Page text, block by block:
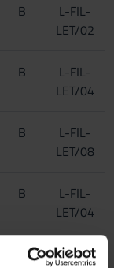
B
L-FIL-
LET/02
B
L-FIL-
LET/04
B
L-FIL-
LET/08
B
L-FIL-
LET/04